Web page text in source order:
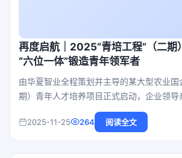
再度启航｜2025“青培工程”（二期
“六位一体”锻造青年领军者
由华夏智业全程策划并主导的某大型农业国
期）青年人才培养项目正式启动，企业领导
过严格选拔的新任管理干部与青年后备人才
开为期8个月的“训战结合”培养序幕。
2025-11-25 264 阅读全文